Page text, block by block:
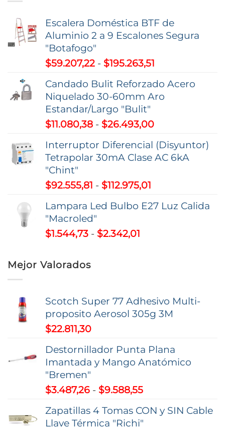
Escalera Doméstica BTF de
Aluminio 2 a 9 Escalones Segura
"Botafogo"
$59.207,22 - $195.263,51
precios:
desde
$195.263,51
Candado Bulit Reforzado Acero
Niquelado 30-60mm Aro
Estandar/Largo "Bulit"
$11.080,38 - $26.493,00Rango
precios:
desde
$26.493,00
Interruptor Diferencial (Disyuntor)
Tetrapolar 30mA Clase AC 6kA
"Chint"
$92.555,81 - $112.975,01
precios:
Lampara Led Bulbo E27 Luz Calida
"Macroled"
$1.544,73 - $2.342,01
hasta
$2.342,01
Mejor Valorados
Scotch Super 77 Adhesivo Multi-
proposito Aerosol 305g 3M
$22.811,30
Destornillador Punta Plana
Imantada y Mango Anatómico
"Bremen"
$3.487,26 - $9.588,55Rango
precios:
Zapatillas 4 Tomas CON y SIN Cable
Llave Térmica "Richi"